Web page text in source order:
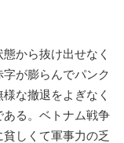
から抜け出せなく
が膨らんでパンク
な撤退をよぎなく
ある。ベトナム戦争
しくて軍事力の乏